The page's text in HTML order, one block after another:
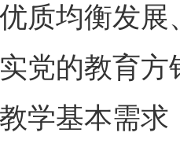
质均衡发
党的教育
学基本需